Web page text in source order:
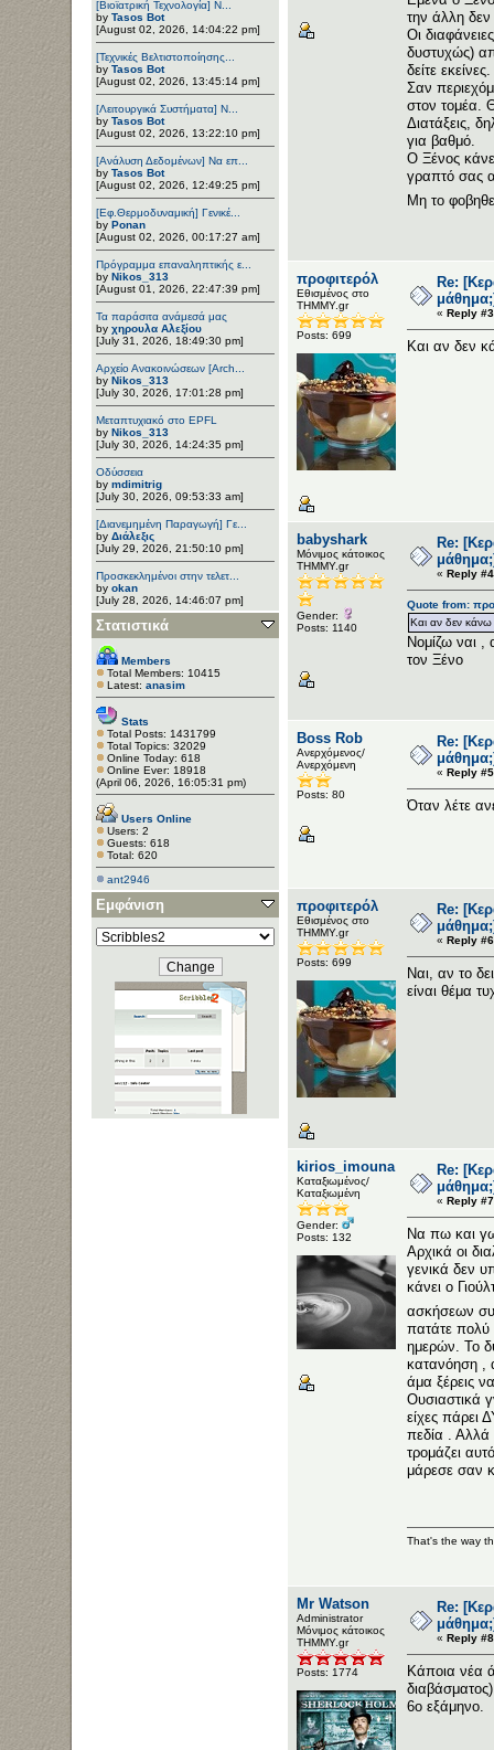
[Βιοϊατρική Τεχνολογία] Ν...
by Tasos Bot
[August 02, 2026, 14:04:22 pm]
[Τεχνικές Βελτιστοποίησης...
by Tasos Bot
[August 02, 2026, 13:45:14 pm]
[Λειτουργικά Συστήματα] Ν...
by Tasos Bot
[August 02, 2026, 13:22:10 pm]
[Ανάλυση Δεδομένων] Να επ...
by Tasos Bot
[August 02, 2026, 12:49:25 pm]
[Εφ.Θερμοδυναμική] Γενικέ...
by Ponan
[August 02, 2026, 00:17:27 am]
Πρόγραμμα επαναληπτικής ε...
by Nikos_313
[August 01, 2026, 22:47:39 pm]
Τα παράσιτα ανάμεσά μας
by χηρουλα Αλεξίου
[July 31, 2026, 18:49:30 pm]
Αρχείο Ανακοινώσεων [Arch...
by Nikos_313
[July 30, 2026, 17:01:28 pm]
Μεταπτυχιακό στο EPFL
by Nikos_313
[July 30, 2026, 14:24:35 pm]
Οδύσσεια
by mdimitrig
[July 30, 2026, 09:53:33 am]
[Διανεμημένη Παραγωγή] Γε...
by Διάλεξις
[July 29, 2026, 21:50:10 pm]
Προσκεκλημένοι στην τελετ...
by okan
[July 28, 2026, 14:46:07 pm]
Στατιστικά
Members
Total Members: 10415
Latest: anasim
Stats
Total Posts: 1431799
Total Topics: 32029
Online Today: 618
Online Ever: 18918
(April 06, 2026, 16:05:31 pm)
Users Online
Users: 2
Guests: 618
Total: 620
ant2946
Εμφάνιση
την άλλη
Οι
δυστυχώς)
δείτε εκείνες.
Σαν
στον τομέα.
Διατάξεις,
για βαθμό.
Ο Ξένος
γραπτό σας
Μη το
προφιτερόλ
Εθισμένος στο
ΤΗΜΜΥ.gr
Posts: 699
Re:
« Reply
Και αν δεν
babyshark
Μόνιμος κάτοικος
ΤΗΜΜΥ.gr
Gender:
Posts: 1140
Re:
« Reply
Quote from:
Και αν δεν
Νομίζω ναι ,
τον Ξένο
Boss Rob
Ανερχόμενος/
Ανερχόμενη
Posts: 80
Re:
« Reply
Όταν λέτε
προφιτερόλ
Εθισμένος στο
ΤΗΜΜΥ.gr
Posts: 699
Re:
« Reply
Ναι, αν το
είναι θέμα
kirios_imouna
Καταξιωμένος/
Καταξιωμένη
Gender:
Posts: 132
Re:
« Reply
Να πω και
Αρχικά οι
γενικά δεν
κάνει ο
ασκήσεων
πατάτε πολύ
ημερών. Το
κατανόηση ,
άμα ξέρεις
Ουσιαστικά
είχες πάρει
πεδία . Αλλά
τρομάζει
μάρεσε σαν
That's the way
Mr Watson
Administrator
Μόνιμος κάτοικος
ΤΗΜΜΥ.gr
Posts: 1774
Re:
« Reply
Κάποια νέα
6ο εξάμηνο.